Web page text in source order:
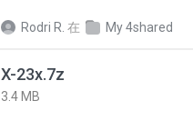
Rodri R. 在 My 4shared
X-23x.7z
3.4 MB